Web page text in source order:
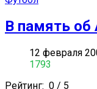
В память об
12 февраля
1793
Рейтинг: 0 / 5